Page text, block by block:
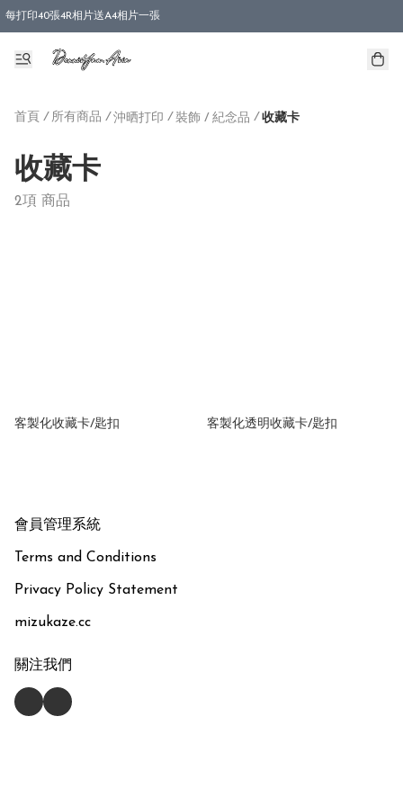
每打印40張4R相片送A4相片一張
首頁 / 所有商品 / 沖晒打印 / 裝飾 / 紀念品 / 收藏卡
收藏卡
2項 商品
客製化收藏卡/匙扣 客製化透明收藏卡/匙扣
會員管理系統
Terms and Conditions
Privacy Policy Statement
mizukaze.cc
關注我們